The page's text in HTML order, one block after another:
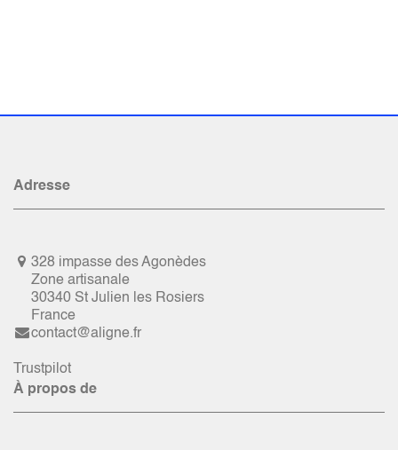
Adresse
328 impasse des Agonèdes
Zone artisanale
30340 St Julien les Rosiers
France
contact@aligne.fr
Trustpilot
À propos de